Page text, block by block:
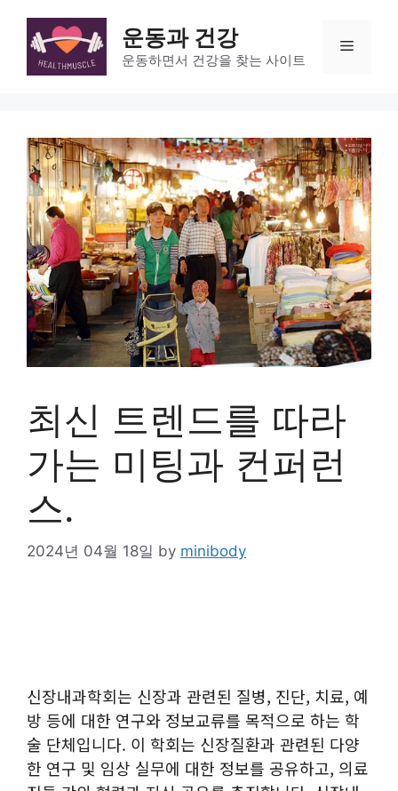
content
운동과 건강
운동하면서 건강을 찾는 사이트
Menu
최신 트렌드를 따라
가는 미팅과 컨퍼런
스.
2024년 04월 18일 by minibody
신장내과학회는 신장과 관련된 질병, 진단, 치료, 예
방 등에 대한 연구와 정보교류를 목적으로 하는 학
술 단체입니다. 이 학회는 신장질환과 관련된 다양
한 연구 및 임상 실무에 대한 정보를 공유하고, 의료